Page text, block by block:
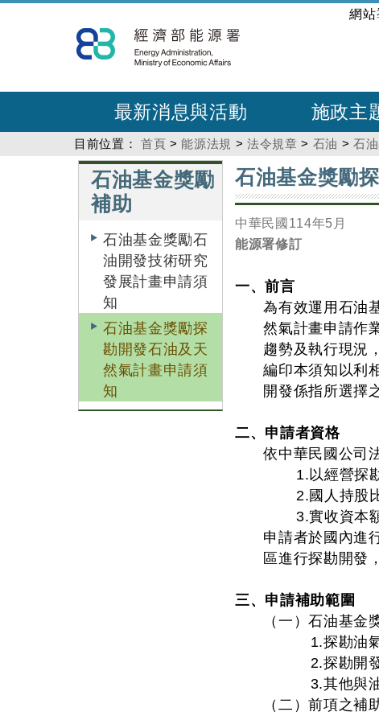
到
主
內
:::
網站
最新消息與活動 施政主
目前位置： 首頁 >能源法規 >法令規章 > 石油 >石
石油基金獎勵
補助
石油基金獎勵石
油開發技術研究
發展計畫申請須
知
石油基金獎勵探
勘開發石油及天
然氣計畫申請須
知
:::
石油基金獎勵
中華民國114年5月
能源署修訂
一、前言
為有效運用石油
然氣計畫申請作
趨勢及執行現況
編印本須知以利
開發係指所選擇
二、申請者資格
依中華民國公司
1.以經營探
2.國人持股
3.實收資本
申請者於國內進
區進行探勘開發
三、申請補助範圍
（一）石油基金
1.探勘油
2.探勘開
3.其他與
（二）前項之